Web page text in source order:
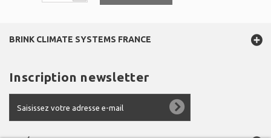
BRINK CLIMATE SYSTEMS FRANCE
Inscription newsletter